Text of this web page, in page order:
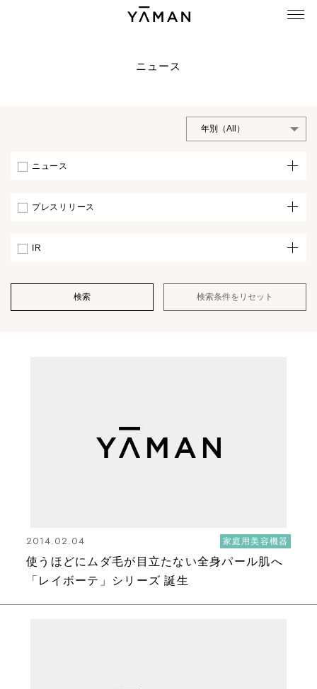
ニュース
ニュース
プレスリリース
IR
検索 検索条件をリセット
2014.02.04 家庭用美容機器
使うほどにムダ毛が目立たない全身パール肌へ
「レイボーテ」シリーズ 誕生